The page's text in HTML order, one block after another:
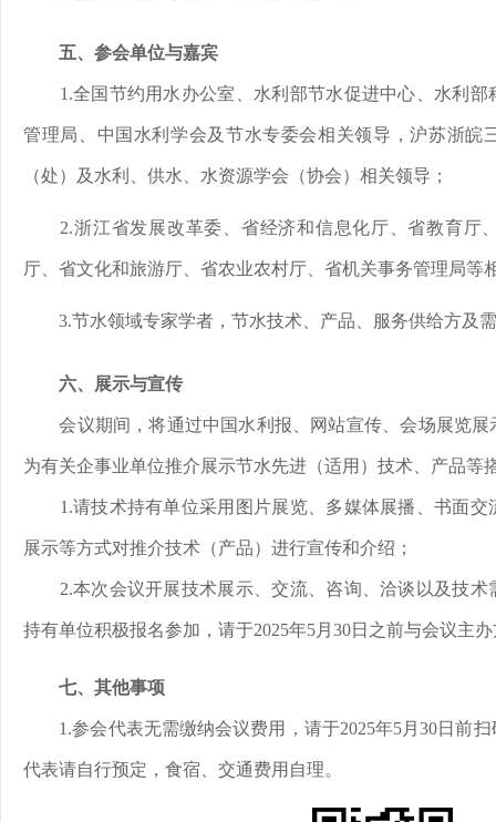
五、参会单位与嘉宾
1.全国节约用水办公室、水利部节水促进中心、水利
管理局、中国水利学会及节水专委会相关领导，沪苏浙皖
（处）及水利、供水、水资源学会（协会）相关领导；
2.浙江省发展改革委、省经济和信息化厅、省教育厅
厅、省文化和旅游厅、省农业农村厅、省机关事务管理局等
3.节水领域专家学者，节水技术、产品、服务供给方及
六、展示与宣传
会议期间，将通过中国水利报、网站宣传、会场展览
为有关企事业单位推介展示节水先进（适用）技术、产品等
1.请技术持有单位采用图片展览、多媒体展播、书面
展示等方式对推介技术（产品）进行宣传和介绍；
2.本次会议开展技术展示、交流、咨询、洽谈以及技
持有单位积极报名参加，请于2025年5月30日之前与会议主
七、其他事项
1.参会代表无需缴纳会议费用，请于2025年5月30日前
代表请自行预定，食宿、交通费用自理。